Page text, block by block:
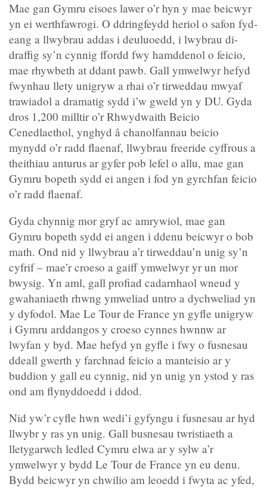
Mae gan Gymru eisoes lawer o’r hyn y mae beicwyr
yn ei werthfawrogi. O ddringfeydd heriol o safon fyd-
eang a llwybrau addas i deuluoedd, i lwybrau di-
draffig sy’n cynnig ffordd fwy hamddenol o feicio,
mae rhywbeth at ddant pawb. Gall ymwelwyr hefyd
fwynhau llety unigryw a rhai o’r tirweddau mwyaf
trawiadol a dramatig sydd i’w gweld yn y DU. Gyda
dros 1,200 milltir o’r Rhwydwaith Beicio
Cenedlaethol, ynghyd â chanolfannau beicio
mynydd o’r radd flaenaf, llwybrau freeride cyffrous a
theithiau anturus ar gyfer pob lefel o allu, mae gan
Gymru bopeth sydd ei angen i fod yn gyrchfan feicio
o’r radd flaenaf.
Gyda chynnig mor gryf ac amrywiol, mae gan
Gymru bopeth sydd ei angen i ddenu beicwyr o bob
math. Ond nid y llwybrau a’r tirweddau’n unig sy’n
cyfrif – mae’r croeso a gaiff ymwelwyr yr un mor
bwysig. Yn aml, gall profiad cadarnhaol wneud y
gwahaniaeth rhwng ymweliad untro a dychweliad yn
y dyfodol. Mae Le Tour de France yn gyfle unigryw
i Gymru arddangos y croeso cynnes hwnnw ar
lwyfan y byd. Mae hefyd yn gyfle i fwy o fusnesau
ddeall gwerth y farchnad feicio a manteisio ar y
buddion y gall eu cynnig, nid yn unig yn ystod y ras
ond am flynyddoedd i ddod.
Nid yw’r cyfle hwn wedi’i gyfyngu i fusnesau ar hyd
llwybr y ras yn unig. Gall busnesau twristiaeth a
lletygarwch ledled Cymru elwa ar y sylw a’r
ymwelwyr y bydd Le Tour de France yn eu denu.
Bydd beicwyr yn chwilio am leoedd i fwyta ac yfed,